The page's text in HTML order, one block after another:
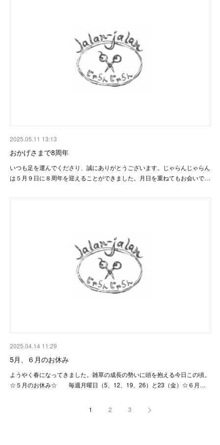
2025.05.11 13:13
おかげさまで8周年
いつも足を運んでくださり、誠にありがとうございます。じゃらんじゃらん
は５月９日に８周年を迎えることができました。月日を重ねてもお会いで…
2025.04.14 11:29
5月、６月のお休み
ようやく春になってきました。雑草の成長の勢いに頭を抱える今日この頃。
☆５月のお休み☆ 毎週月曜日（5、12、19、26）と23（金）☆６月…
1 2 3